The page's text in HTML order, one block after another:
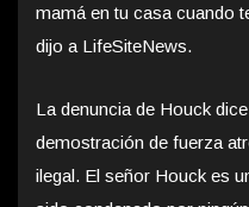
mamá en tu casa cuando
dijo a LifeSiteNews.
La denuncia de Houck
demostración de fuerza
ilegal. El señor Houck es